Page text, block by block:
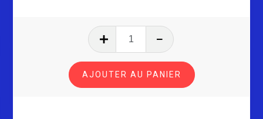
quantité
FORD
TRANSIT
SÉRIE
AJOUTER AU PANIER